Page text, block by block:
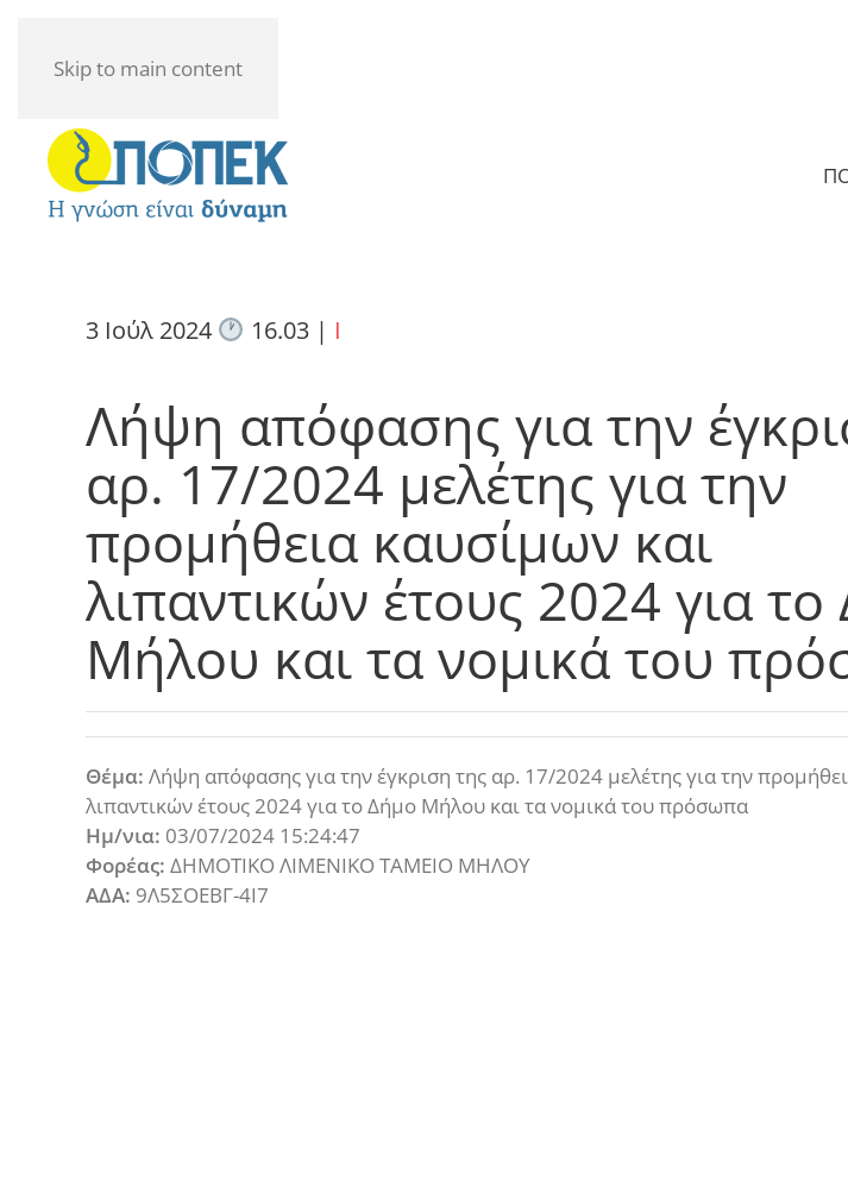
Skip to main content
3 Ιούλ 2024 16.03| I
Λήψη απόφασης για την
αρ. 17/2024 μελέτης για την
προμήθεια καυσίμων και
λιπαντικών έτους 2024 για
Μήλου και τα νομικά του
Θέμα: Λήψη απόφασης για την έγκριση της αρ. 17/2024 μελέτης για την
λιπαντικών έτους 2024 για το Δήμο Μήλου και τα νομικά του πρόσωπα
Ημ/νια: 03/07/2024 15:24:47
Φορέας: ΔΗΜΟΤΙΚΟ ΛΙΜΕΝΙΚΟ ΤΑΜΕΙΟ ΜΗΛΟΥ
ΑΔΑ: 9Λ5ΣΟΕΒΓ-4Ι7